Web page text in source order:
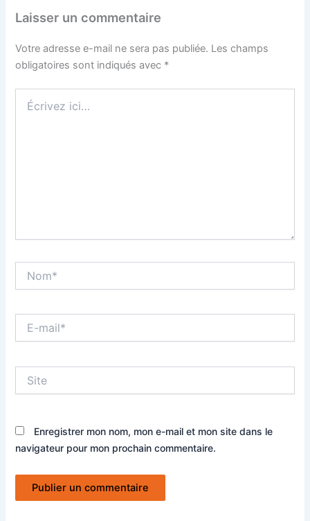
Laisser un commentaire
Votre adresse e-mail ne sera pas publiée. Les champs
obligatoires sont indiqués avec *
ici…
mail*
Enregistrer mon nom, mon e-mail et mon site dans le
navigateur pour mon prochain commentaire.